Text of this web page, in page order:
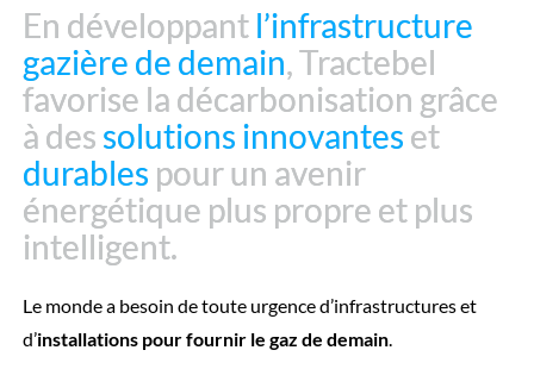
En développantl’infrastructure
gazière de demain, Tractebel
favorise la décarbonisation grâce
à des solutions innovantes et
durables pour un avenir
énergétique plus propre et plus
intelligent.
En développantl’infrastructure
gazière de demain, Tractebel
favorise la décarbonisation grâce
à des solutions innovantes et
durables pour un avenir
énergétique plus propre et plus
intelligent.
Le monde a besoin de toute urgence d’infrastructures et
d’installations pour fournir le gaz de demain.